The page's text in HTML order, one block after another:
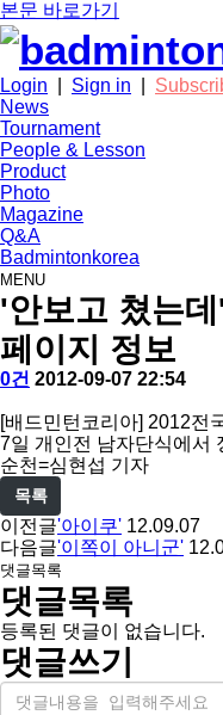
본문 바로가기
Login Sign in
News
Tournament
People & Lesson
Product
Photo
Magazine
Q&A
Badmintonkorea
MENU
photo
'안보고 쳤는
페이지 정보
작
자
배
민
턴
코
리
아
댓
0건 작
일
2012-09-07 22:54
본
문
[배드민턴코리아] 2012전
7일 개인전 남자단식에서
순천=심현섭 기자
목록
이전글'아이쿠' 12.09.07
다음글'이쪽이 아니군'
댓글목록
댓글목록
등록된 댓글이 없습니다.
댓글쓰기
내